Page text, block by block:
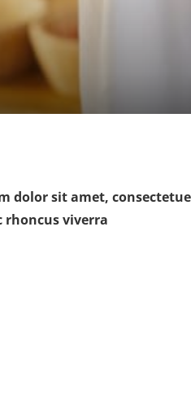
dolor sit amet,
rhoncus viverra